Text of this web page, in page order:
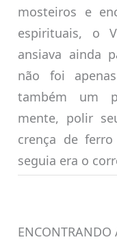
mosteiros e
espirituais, o
ansiava ainda
não foi
também um
mente, polir
crença de
seguia era o
ENCONTRANDO